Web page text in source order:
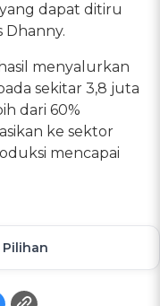
dapat ditiru
Dhanny.
menyalurkan
sekitar 3,8 juta
dari 60%
ke sektor
mencapai